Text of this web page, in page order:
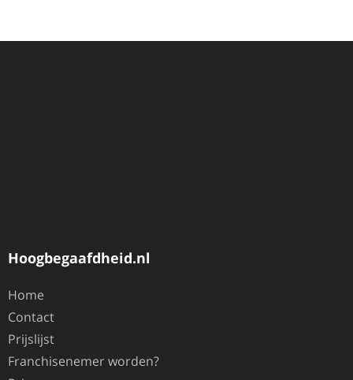
Hoogbegaafdheid.nl
Home
Contact
Prijslijst
Franchisenemer worden?